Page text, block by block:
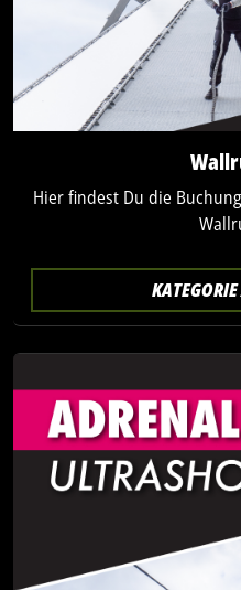
Hier findest Du die